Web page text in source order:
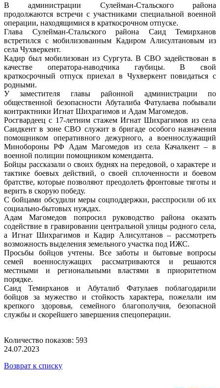
В администрации Сулейман-Стальского района
продолжаются встречи с участниками специальной военной
операции, находящимися в краткосрочном отпуске.
Глава Сулейман-Стальского района Саид Темирханов
встретился с мобилизованным Кадиром Алисултановым из
села Чухверкент.
Кадир был мобилизован из Сургута. В СВО задействован в
качестве оператора-наводчика гаубицы. В свой
краткосрочный отпуск приехал в Чухверкент повидаться с
родными.
У заместителя главы районной администрации по
общественной безопасности Абуталиба Фатулаева побывали
контрактники Игнат Шихрагимов и Адам Магомедов.
Росгвардеец с 17-летним стажем Игнат Шихрагимов из села
Саидкент в зоне СВО служит в бригаде особого назначения
помощником оперативного дежурного, а военнослужащий
Минобороны РФ Адам Магомедов из села Качалкент – в
военной полиции помощником коменданта.
Бойцы рассказали о своих буднях на передовой, о характере и
тактике боевых действий, о своей сплоченности и боевом
братстве, которые позволяют преодолеть фронтовые тяготы и
верить в скорую победу.
С бойцами обсудили меры соцподдержки, расспросили об их
социально-бытовых нуждах.
Адам Магомедов попросил руководство района оказать
содействие в гравировании центральной улицы родного села,
а Игнат Шихрагимов и Кадир Алисултанов – рассмотреть
возможность выделения земельного участка под ИЖС.
Просьбы бойцов учтены. Все заботы и бытовые вопросы
семей военнослужащих рассматриваются и решаются
местными и региональными властями в приоритетном
порядке.
Саид Темирханов и Абуталиб Фатулаев поблагодарили
бойцов за мужество и стойкость характера, пожелали им
крепкого здоровья, семейного благополучия, безопасной
службы и скорейшего завершения спецоперации.
Количество показов: 593
24.07.2023
Возврат к списку